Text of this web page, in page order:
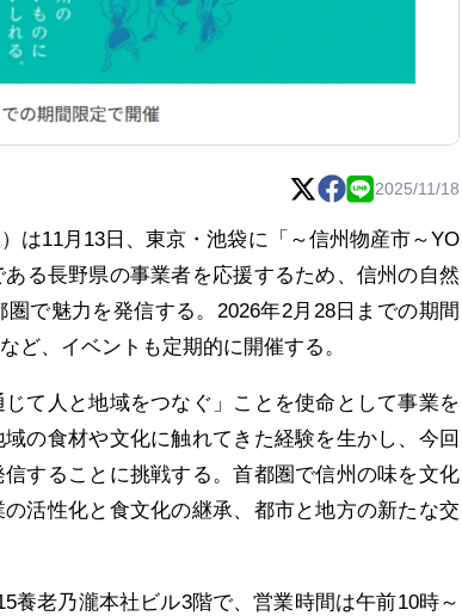
2025/11/18
は11月13日、東京・池袋に「～信州物産市～YO
る長野県の事業者を応援するため、信州の自然
で魅力を発信する。2026年2月28日までの期間
ど、イベントも定期的に開催する。
て人と地域をつなぐ」ことを使命として事業を
の食材や文化に触れてきた経験を生かし、今回
することに挑戦する。首都圏で信州の味を文化
活性化と食文化の継承、都市と地方の新たな交
老乃瀧本社ビル3階で、営業時間は午前10時～